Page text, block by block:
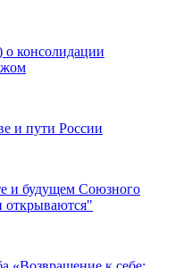
о консолидации
и пути России
и будущем Союзного
открываются"